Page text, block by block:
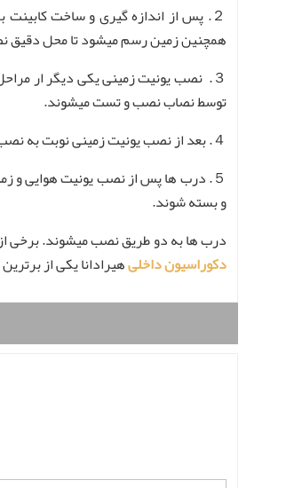
２. پس از اندازه گیری و ساخت کابینت بر اساس اندازه گیری هایی که کارشناس انجام داده است نوبت به
همچنین زمین رسم میشود تا محل
３. نصب یونیت زمینی یکی دیگر ار مراحل اجرای کابینت آشپزخانه در تهران میباشد. تمام اجزا
توسط نصاب نصب و تست میشوند.
４. بعد از نصب یونیت زمینی نوبت به نصب یونیت هوایی میرسد. یونیت هوایی مانند یونیت زمینی و همتراز با آن یک به یک نصب و اجرا میشوند.
５. درب ها پس از نصب یونیت هوایی و
و بسته شوند.
درب ها به دو طریق نصب میشوند. برخی
دکوراسیون داخلیهیرادانا یکی از